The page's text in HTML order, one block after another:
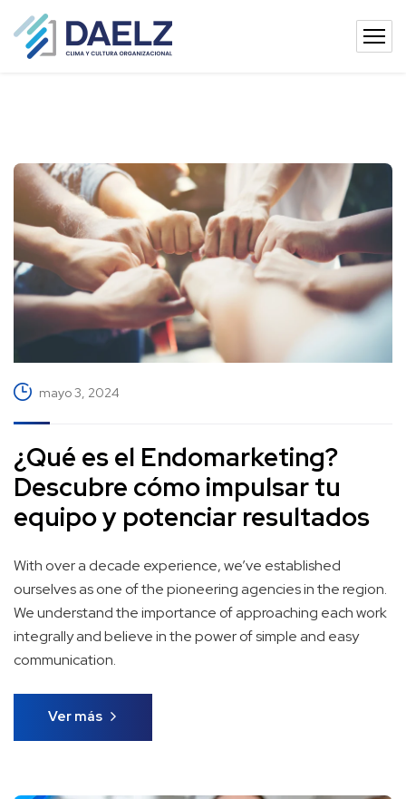
mayo 3, 2024
¿Qué es el Endomarketing?
Descubre cómo impulsar tu
equipo y potenciar resultados
With over a decade experience, we’ve established
ourselves as one of the pioneering agencies in the region.
We understand the importance of approaching each work
integrally and believe in the power of simple and easy
communication.
Ver más